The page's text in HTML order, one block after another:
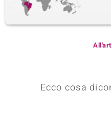
Ecco cosa